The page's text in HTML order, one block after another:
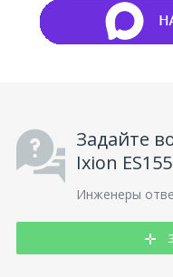
Задайте
Ixion
Инженеры